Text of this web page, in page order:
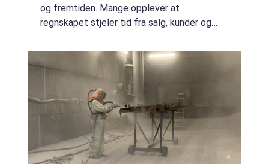
og fremtiden. Mange opplever at
regnskapet stjeler tid fra salg, kunder og
Bodø være forskjellen mellom stress og...